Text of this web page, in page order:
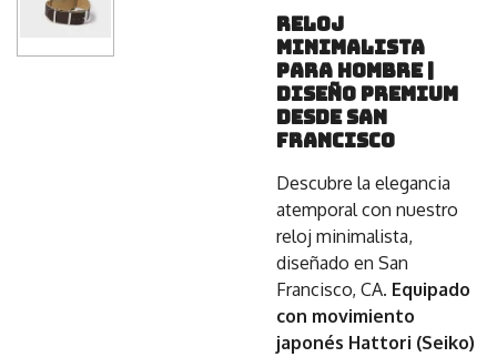
Reloj
Minimalista
para Hombre |
Diseño Premium
desde San
Francisco
Descubre la elegancia
atemporal con nuestro
reloj minimalista,
diseñado en San
Francisco, CA. Equipado
con movimiento
japonés Hattori (Seiko)